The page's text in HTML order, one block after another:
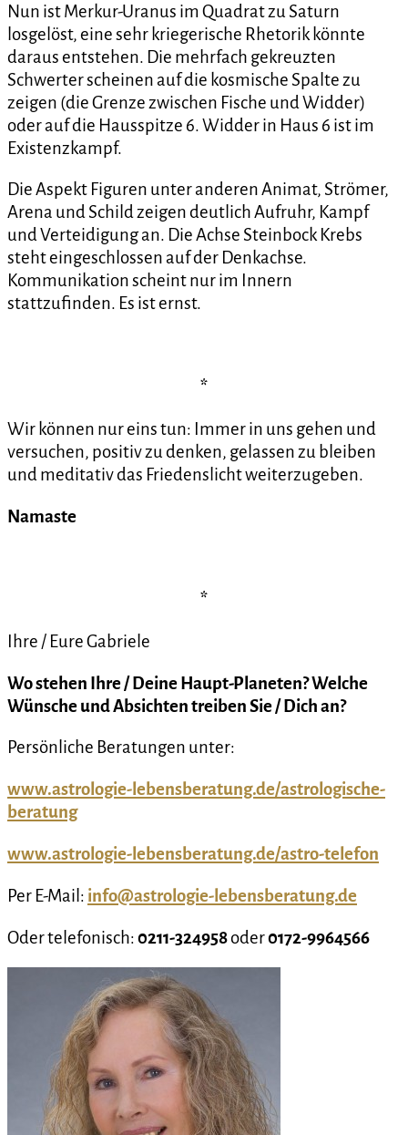
Nun ist Merkur-Uranus im Quadrat zu Saturn
losgelöst, eine sehr kriegerische Rhetorik könnte
daraus entstehen. Die mehrfach gekreuzten
Schwerter scheinen auf die kosmische Spalte zu
zeigen (die Grenze zwischen Fische und Widder)
oder auf die Hausspitze 6. Widder in Haus 6 ist im
Existenzkampf.
Die Aspekt Figuren unter anderen Animat, Strömer,
Arena und Schild zeigen deutlich Aufruhr, Kampf
und Verteidigung an. Die Achse Steinbock Krebs
steht eingeschlossen auf der Denkachse.
Kommunikation scheint nur im Innern
stattzufinden. Es ist ernst.
*
Wir können nur eins tun: Immer in uns gehen und
versuchen, positiv zu denken, gelassen zu bleiben
und meditativ das Friedenslicht weiterzugeben.
Namaste
*
Ihre / Eure Gabriele
Wo stehen Ihre / Deine Haupt-Planeten? Welche
Wünsche und Absichten treiben Sie / Dich an?
Persönliche Beratungen unter:
www.astrologie-lebensberatung.de/astrologische-
beratung
www.astrologie-lebensberatung.de/astro-telefon
Per E-Mail: info@astrologie-lebensberatung.de
Oder telefonisch:0211-324958oder0172-9964566